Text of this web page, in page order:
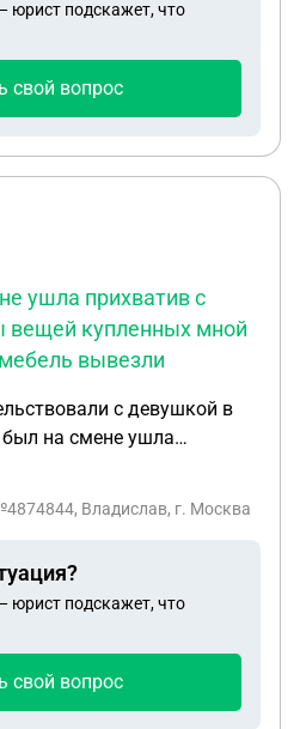
юрист подскажет, что
свой вопрос
ушла прихватив с
вещей купленных мной
вывезли
с девушкой в
был на смене ушла
квартиры вещей
что это самоуправство
Владислав, г. Москва
юрист подскажет, что
свой вопрос